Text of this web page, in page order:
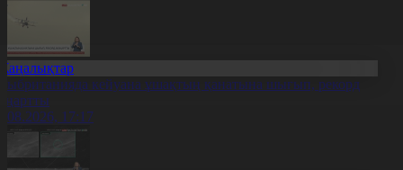
кейуана ұшақтың қанатына шығып, рекорд
17:17